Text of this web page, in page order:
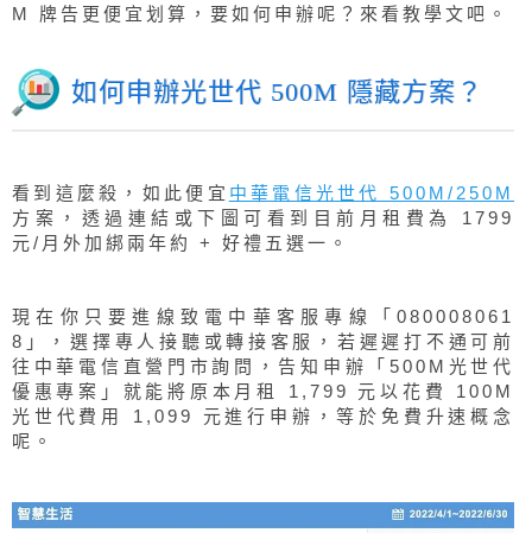
M 牌告更便宜划算，要如何申辦呢？來看教學文吧。
如何申辦光世代 500M 隱藏方案？
看到這麼殺，如此便宜 中華電信光世代 500M/250M
方案，透過連結或下圖可看到目前月租費為 1799
元/月外加綁兩年約 + 好禮五選一。
現在你只要進線致電中華客服專線「080008061
8」，選擇專人接聽或轉接客服，若遲遲打不通可前
往中華電信直營門市詢問，告知申辦「500M光世代
優惠專案」就能將原本月租 1,799 元以花費 100M
光世代費用 1,099 元進行申辦，等於免費升速概念
呢。